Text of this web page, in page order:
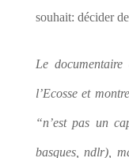
souhait: décider
Le
l’Ecosse et
“n’est pas un
basques, ndlr),